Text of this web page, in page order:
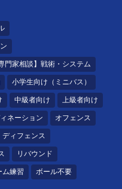
専門家相談】戦術・システム
小学生向け（ミニバス）
中級者向け 上級者向け
ネーション オフェンス
ディフェンス
リバウンド
ム練習 ボール不要